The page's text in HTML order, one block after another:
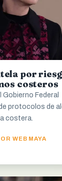
por
costeros
Federal
protocolos de
costera.
WEB MAYA